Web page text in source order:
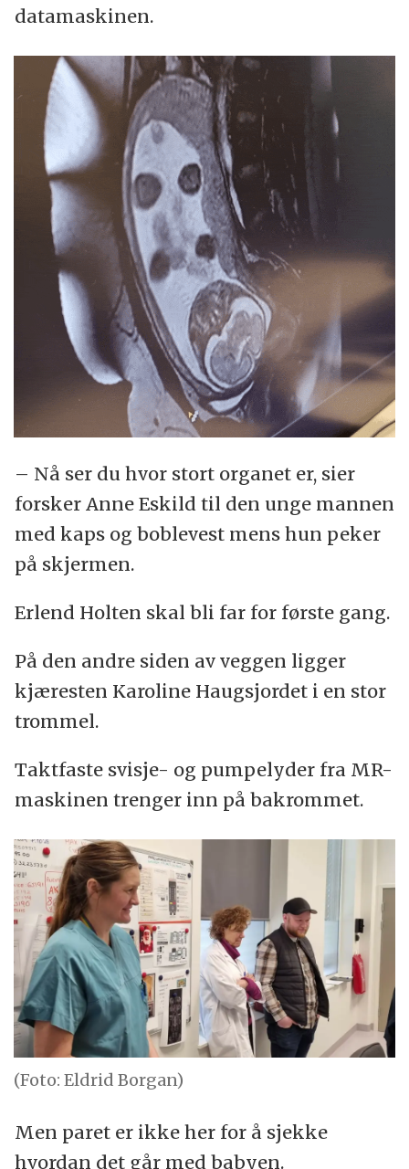
datamaskinen.
– Nå ser du hvor stort organet er, sier
forsker Anne Eskild til den unge mannen
med kaps og boblevest mens hun peker
på skjermen.
Erlend Holten skal bli far for første gang.
På den andre siden av veggen ligger
kjæresten Karoline Haugsjordet i en stor
trommel.
Taktfaste svisje- og pumpelyder fra MR-
maskinen trenger inn på bakrommet.
(Foto: Eldrid Borgan)
Men paret er ikke her for å sjekke
hvordan det går med babyen.